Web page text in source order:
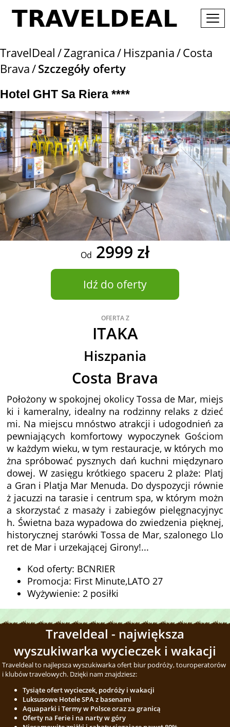
TravelDeal Zagranica Hiszpania Costa
Brava Szczegóły oferty
Hotel GHT Sa Riera ****
Od 2999 zł
Idź do oferty
OFERTA Z
ITAKA
Hiszpania
Costa Brava
Położony w spokojnej okolicy Tossa de Mar, miejs
ki i kameralny, idealny na rodzinny relaks z dzieć
mi. Na miejscu mnóstwo atrakcji i udogodnień za
pewniających komfortowy wypoczynek Gościom
w każdym wieku, w tym restauracje, w których mo
żna spróbować pysznych dań kuchni międzynaro
dowej. W zasięgu krótkiego spaceru 2 plaże: Platj
a Gran i Platja Mar Menuda. Do dyspozycji równie
ż jacuzzi na tarasie i centrum spa, w którym możn
a skorzystać z masaży i zabiegów pielęgnacyjnyc
h. Świetna baza wypadowa do zwiedzenia pięknej,
historycznej starówki Tossa de Mar, szalonego Llo
ret de Mar i urzekającej Girony!...
Kod oferty: BCNRIER
Promocja: First Minute,LATO 27
Wyżywienie: 2 posiłki
Traveldeal - największa
wyszukiwarka wycieczek i wakacji
Traveldeal to najlepsza wyszukiwarka ofert biur podróży, touroperatorów
i klubów travelowych. Dzięki nam znajdziesz:
Tysiąte ofert wycieczek, podróży i wakacji
Luksusowe Hotele SPA z basenami
Aquaparki i Termy w Polsce oraz za granicą
Oferty na Ferie i na narty w góry